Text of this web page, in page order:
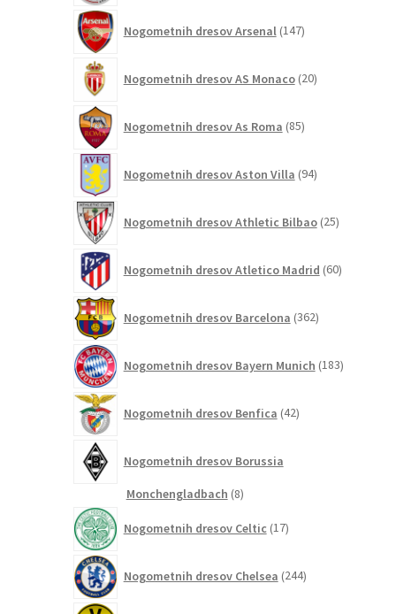
Nogometnih dresov Arsenal 147izdelkov
Nogometnih dresov AS Monaco 20izdelkov
Nogometnih dresov As Roma 85izdelkov
Nogometnih dresov Aston Villa 94izdelkov
Nogometnih dresov Athletic Bilbao 25izdelkov
Nogometnih dresov Atletico Madrid 60izdelkov
Nogometnih dresov Barcelona 362izdelkov
Nogometnih dresov Bayern Munich 183izdelkov
Nogometnih dresov Benfica 42izdelkov
Nogometnih dresov Borussia
Monchengladbach 88
Nogometnih dresov Celtic 17izdelkov
Nogometnih dresov Chelsea 244izdelkov